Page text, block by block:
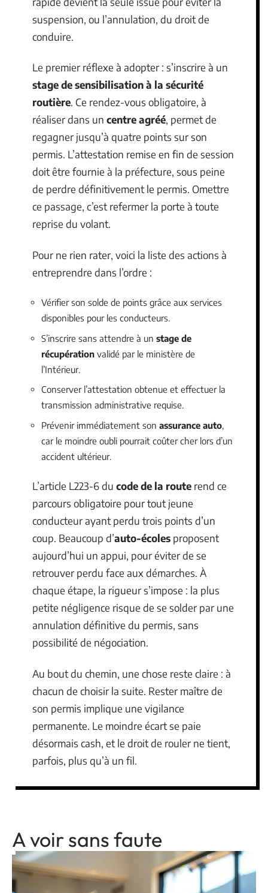
suspension, ou l’annulation, du droit de
conduire.
Le premier réflexe à adopter : s’inscrire à un
stage de sensibilisation à la sécurité
routière. Ce rendez-vous obligatoire, à
réaliser dans un centre agréé, permet de
regagner jusqu’à quatre points sur son
permis. L’attestation remise en fin de session
doit être fournie à la préfecture, sous peine
de perdre définitivement le permis. Omettre
ce passage, c’est refermer la porte à toute
reprise du volant.
Pour ne rien rater, voici la liste des actions à
entreprendre dans l’ordre :
Vérifier son solde de points grâce aux services
disponibles pour les conducteurs.
S’inscrire sans attendre à un stage de
récupération validé par le ministère de
l’Intérieur.
Conserver l’attestation obtenue et effectuer la
transmission administrative requise.
Prévenir immédiatement son assurance auto,
car le moindre oubli pourrait coûter cher lors d’un
accident ultérieur.
L’article L223-6 du code de la route rend ce
parcours obligatoire pour tout jeune
conducteur ayant perdu trois points d’un
coup. Beaucoup d’auto-écoles proposent
aujourd’hui un appui, pour éviter de se
retrouver perdu face aux démarches. À
chaque étape, la rigueur s’impose : la plus
petite négligence risque de se solder par une
annulation définitive du permis, sans
possibilité de négociation.
Au bout du chemin, une chose reste claire : à
chacun de choisir la suite. Rester maître de
son permis implique une vigilance
permanente. Le moindre écart se paie
désormais cash, et le droit de rouler ne tient,
parfois, plus qu’à un fil.
A voir sans faute